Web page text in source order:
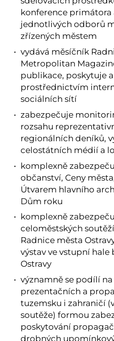
konference primátora
jednotlivých odborů
zřízených městem
vydává měsíčník
Metropolitan
publikace, poskytuje
prostřednictvím
sociálních sítí
zabezpečuje
rozsahu
regionálních deníků,
celostátních médií a
komplexně
občanství, Ceny
Útvarem hlavního
Dům roku
komplexně
celoměstských
Radnice města
výstav ve vstupní
Ostravy
významně se podílí
prezentačních a
tuzemsku i zahraničí
soutěže) formou
poskytování
drobných